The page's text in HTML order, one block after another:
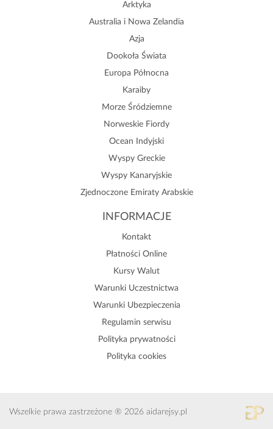
Arktyka
Australia i Nowa Zelandia
Azja
Dookoła Świata
Europa Północna
Karaiby
Morze Śródziemne
Norweskie Fiordy
Ocean Indyjski
Wyspy Greckie
Wyspy Kanaryjskie
Zjednoczone Emiraty Arabskie
INFORMACJE
Kontakt
Płatności Online
Kursy Walut
Warunki Uczestnictwa
Warunki Ubezpieczenia
Regulamin serwisu
Polityka prywatności
Polityka cookies
Wszelkie prawa zastrzeżone ® 2026 aidarejsy.pl